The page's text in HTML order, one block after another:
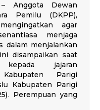
Anggota Dewan
Pemilu (DKPP),
agar
menjaga
dalam menjalankan
disampaikan saat
jajaran
Parigi
Kabupaten Parigi
Perempuan yang